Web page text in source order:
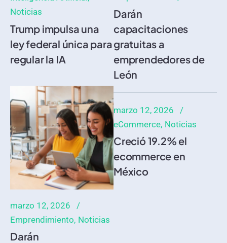
Noticias
Trump impulsa una
ley federal única para
regular la IA
marzo 12, 2026
Emprendimiento Noticias
Darán
Darán
capacitaciones
gratuitas a
emprendedores de
León
marzo 12, 2026
eCommerce Noticias
Creció 19.2% el
ecommerce en
México